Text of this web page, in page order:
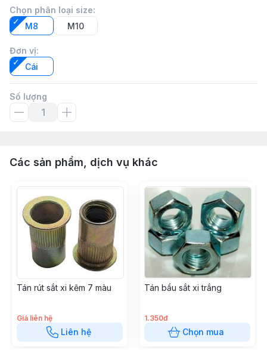
Chọn phân loại size:
M8
M10
Đơn vị:
Cái
Số lượng
Các sản phẩm, dịch vụ khác
Tán rút sắt xi kẽm 7 màu
Giá liên hệ
Liên hệ
Tán bầu sắt xi trắng
1.350đ
Chọn mua